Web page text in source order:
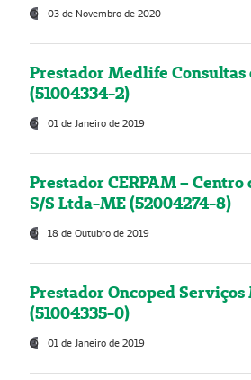
03 de Novembro de 2020
Prestador Medlife Consultas
(51004334-2)
01 de Janeiro de 2019
Prestador CERPAM –
S/S Ltda-ME (52004274-8)
18 de Outubro de 2019
Prestador Oncoped Serviços
(51004335-0)
01 de Janeiro de 2019